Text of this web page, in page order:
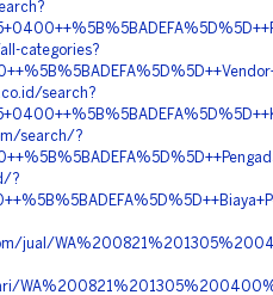
categories?
search?
search/?
?
jual/